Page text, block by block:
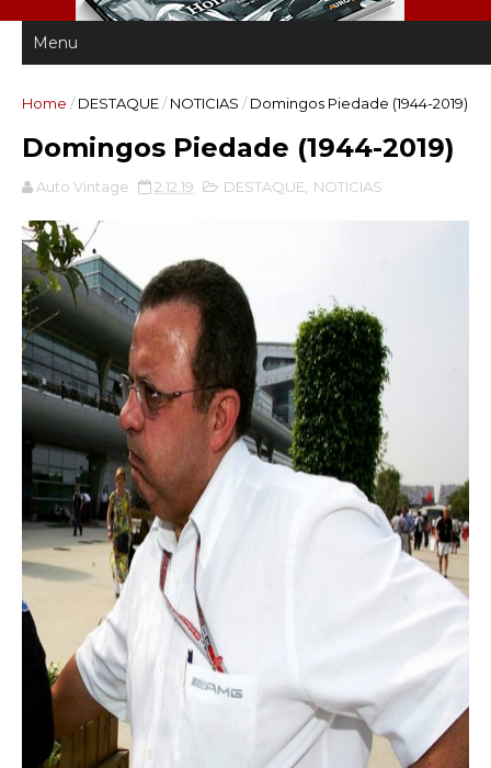
Home / DESTAQUE/ NOTICIAS / Domingos Piedade (1944-2019)
Domingos Piedade (1944-2019)
Auto Vintage 2.12.19 DESTAQUE NOTICIAS